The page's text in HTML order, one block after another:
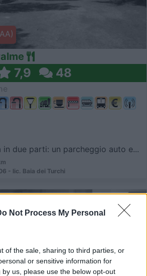
Not Process My Personal
of the sale, sharing to third parties, or
or sensitive information for
us, please use the below opt-out
7,9 48
due parti: un parcheggio auto e...
- lic. Baia dei Turchi